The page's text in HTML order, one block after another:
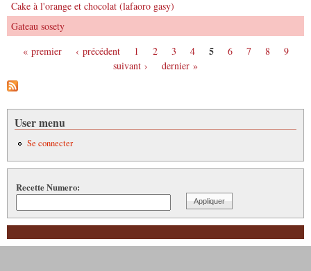
Cake à l'orange et chocolat (lafaoro gasy)
Gateau sosety
Pages
« premier ‹ précédent 1 2 3 4 5 6 7 8
9
suivant ›
dernier »
User menu
Se connecter
Recette Numero: